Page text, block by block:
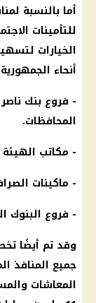
أما بالنسبة
للتأمينات
الخيارات
أنحاء
- فروع بنك
المحافظات.
- مكاتب
- ماكينات
- فروع البنوك
وقد تم أيضًا
جميع المنافذ
المعاشات